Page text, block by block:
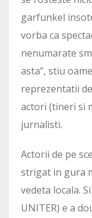
garfunkel
vorba ca
nenumarate
asta”, stiu
reprezentatii
actori (tineri si
jurnalisti.
Actorii de pe
strigat in gura
vedeta locala.
UNITER) e a